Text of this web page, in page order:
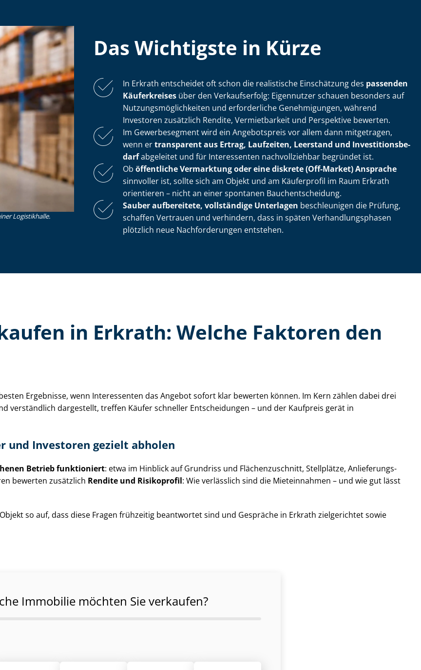
Logistikhalle.
Das Wichtigste in Kürze
In Erkrath entscheidet oft schon die realistische Einschätzung des passenden
Käuferkreises über den Verkaufserfolg: Eigennutzer schauen besonders auf
Nut­zungs­mög­lich­kei­ten und erforderliche Genehmigungen, während
Investoren zusätzlich Rendite, Vermietbarkeit und Perspektive bewerten.
Im Gewerbesegment wird ein Angebotspreis vor allem dann mitgetragen,
wenn ertransparent aus Ertrag, Laufzeiten, Leerstand und In­ves­ti­ti­ons­be­
darfabgeleitet und für Interessenten nachvollziehbar begründet ist.
Ob öffentliche Vermarktung oder eine diskrete (Off-Market) Ansprache
sinnvoller ist, sollte sich am Objekt und am Käuferprofil im Raum Erkrath
orientieren – nicht an einer spontanen Bauch­ent­schei­dung.
Sauber aufbereitete, vollständige Unterlagen beschleunigen die Prüfung,
schaffen Vertrauen und verhindern, dass in späten Ver­hand­lungs­pha­sen
plötzlich neue Nachforderungen entstehen.
in Erkrath: Welche Faktoren den
Ergebnisse, wenn Interessenten das Angebot sofort klar bewerten können. Im Kern zählen dabei drei
verständlich dargestellt, treffen Käufer schneller Entscheidungen – und der Kaufpreis gerät in
und Investoren gezielt abholen
Betrieb funktioniert: etwa im Hinblick auf Grundriss und Flä­chen­zu­schnitt, Stellplätze, An­lie­fe­rungs­
bewerten zusätzlich Rendite und Risikoprofil: Wie verlässlich sind die Mieteinnahmen – und wie gut lässt
so auf, dass diese Fragen frühzeitig beantwortet sind und Gespräche in Erkrath zielgerichtet sowie
Immobilie möchten Sie verkaufen?